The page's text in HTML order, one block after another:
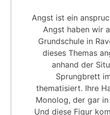
Angst ist ein
Angst haben wir
Grundschule in
dieses Themas
anhand der
Sprungbrett
thematisiert. Ihre
Monolog, der gar
Und diese Figur